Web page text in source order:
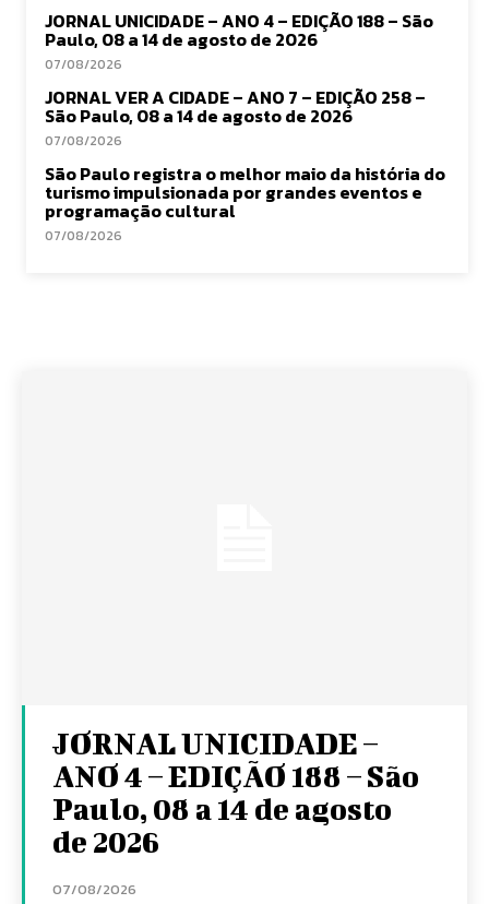
JORNAL UNICIDADE – ANO 4 – EDIÇÃO 188 – São
Paulo, 08 a 14 de agosto de 2026
07/08/2026
JORNAL VER A CIDADE – ANO 7 – EDIÇÃO 258 –
São Paulo, 08 a 14 de agosto de 2026
07/08/2026
São Paulo registra o melhor maio da história do
turismo impulsionada por grandes eventos e
programação cultural
07/08/2026
JORNAL UNICIDADE –
ANO 4 – EDIÇÃO 188 – São
Paulo, 08 a 14 de agosto
de 2026
07/08/2026